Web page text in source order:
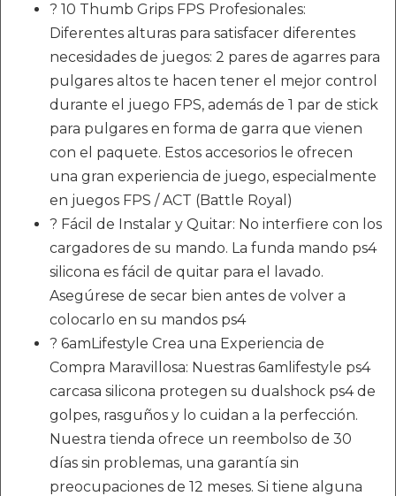
? 10 Thumb Grips FPS Profesionales:
Diferentes alturas para satisfacer diferentes
necesidades de juegos: 2 pares de agarres para
pulgares altos te hacen tener el mejor control
durante el juego FPS, además de 1 par de stick
para pulgares en forma de garra que vienen
con el paquete. Estos accesorios le ofrecen
una gran experiencia de juego, especialmente
en juegos FPS / ACT (Battle Royal)
? Fácil de Instalar y Quitar: No interfiere con los
cargadores de su mando. La funda mando ps4
silicona es fácil de quitar para el lavado.
Asegúrese de secar bien antes de volver a
colocarlo en su mandos ps4
? 6amLifestyle Crea una Experiencia de
Compra Maravillosa: Nuestras 6amlifestyle ps4
carcasa silicona protegen su dualshock ps4 de
golpes, rasguños y lo cuidan a la perfección.
Nuestra tienda ofrece un reembolso de 30
días sin problemas, una garantía sin
preocupaciones de 12 meses. Si tiene alguna